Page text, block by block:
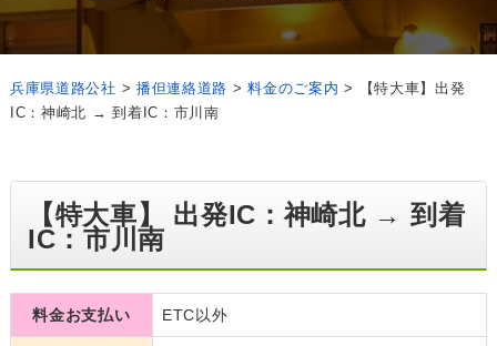
兵庫県道路公社 > 播但連絡道路 >料金のご案内 >
【特大車】出発
IC：神崎北 → 到着IC：市川南
【特大車】 出発IC：神崎北 → 到着
IC：市川南
料金お支払い ETC以外